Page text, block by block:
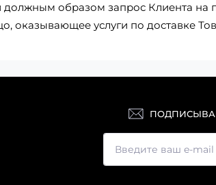
образом запрос Клиента на
оказывающее услуги по доставке